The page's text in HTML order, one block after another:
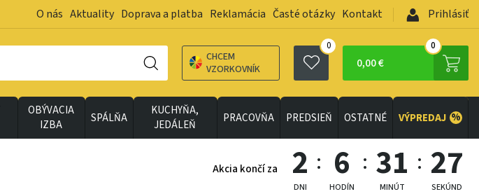
O nás Aktuality Doprava a platba Reklamácia Časté otázky Kontakt Prihlásiť
CHCEM
VZORKOVNÍK
0
0,00 €
0
OBÝVACIA
IZBA
SPÁLŇA
KUCHYŇA,
JEDÁLEŇ
PRACOVŇA PREDSIEŇ OSTATNÉ VÝPREDAJ %
Akcia končí za 2
DNI
6
HODÍN
31
MINÚT
25
SEKÚND